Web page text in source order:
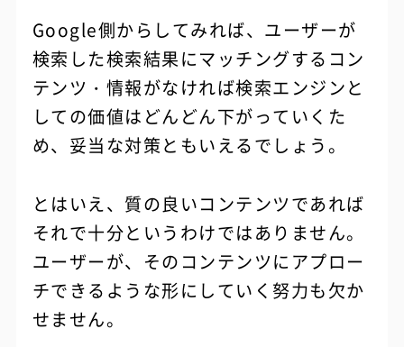
Google側からしてみれば、ユーザーが
検索した検索結果にマッチングするコン
テンツ・情報がなければ検索エンジンと
しての価値はどんどん下がっていくた
め、妥当な対策ともいえるでしょう。
とはいえ、質の良いコンテンツであれば
それで十分というわけではありません。
ユーザーが、そのコンテンツにアプロー
チできるような形にしていく努力も欠か
せません。